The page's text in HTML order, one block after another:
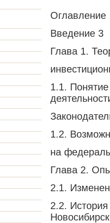
Оглавление
Введение 3
Глава 1.
1.1.
1.2.
на
Глава 2.
2.1.
2.2.